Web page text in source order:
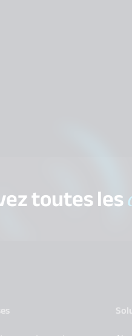
toutes les